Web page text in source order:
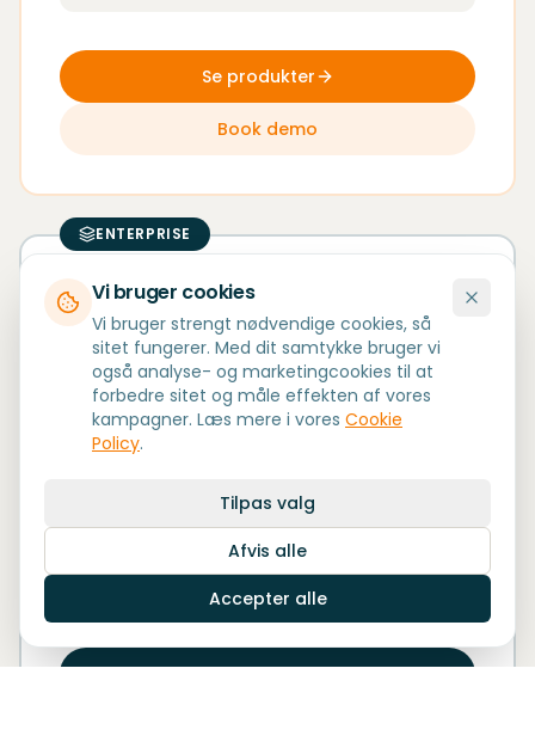
Vi bruger cookies
Vi bruger strengt nødvendige cookies, så
sitet fungerer. Med dit samtykke bruger vi
også analyse- og marketingcookies til at
forbedre sitet og måle effekten af vores
kampagner. Læs mere i vores Cookie
Policy.
Tilpas valg
Afvis alle
Accepter alle
Se produkter
Book demo
ENTERPRISE
MobiSolutions Flow
Enterprise & Projekter
Skræddersyede, tværgående
digitaliseringsløsninger. Rollebaserede flows
der forbinder afdelinger og processer.
Tværgående digitalisering
Fuld tilpasning
Tilpasset jeres roller og workflows
Udforsk Flow